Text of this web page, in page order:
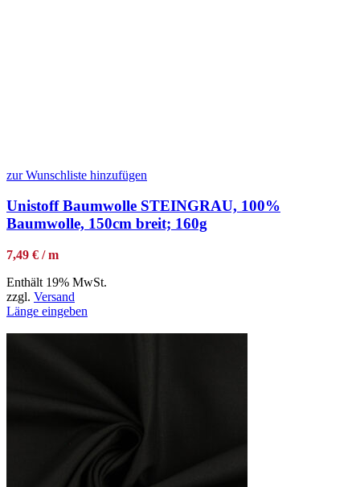
zur Wunschliste hinzufügen
Unistoff Baumwolle STEINGRAU, 100%
Baumwolle, 150cm breit; 160g
7,49 € / m
Enthält 19% MwSt.
zzgl. Versand
Länge eingeben